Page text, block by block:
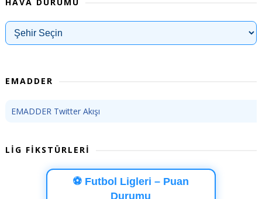
EMADDER
EMADDER Twitter Akışı
LİG FİKSTÜRLERİ
⚽ Futbol Ligleri – Puan
Durumu